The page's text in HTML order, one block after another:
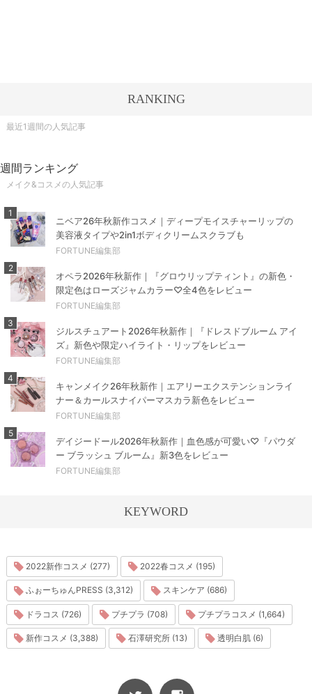
RANKING
最近1週間の人気記事
週間ランキング
メイク&コスメの人気記事
1
ニベア26年秋新作コスメ｜ディープモイスチャーリップの
美容液タイプや2in1ボディクリームスクラブも
FORTUNE編集部
2
オペラ2026年秋新作｜『グロウリップティント』の新色・
限定色はローズジャムカラー♡全4色をレビュー
FORTUNE編集部
3
ジルスチュアート2026年秋新作｜『ドレスドブルーム アイ
ズ』新色や限定ハイライト・リップをレビュー
FORTUNE編集部
4
キャンメイク26年秋新作｜エアリーエクステンションライ
ナー＆カールスナイパーマスカラ新色をレビュー
FORTUNE編集部
5
デイジードール2026年秋新作｜血色感が可愛い♡『パウダ
ー ブラッシュ ブルーム』新3色をレビュー
FORTUNE編集部
KEYWORD
2022新作コスメ (277) 2022春コスメ (195)
ふぉーちゅんPRESS (3,312) スキンケア (686)
ドラコス (726) プチプラ (708) プチプラコスメ (1,664)
新作コスメ (3,388) 石澤研究所 (13) 透明白肌 (6)